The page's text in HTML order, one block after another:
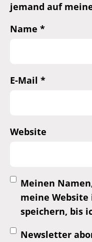
jemand auf
Name *
E-Mail *
Website
Meinen
meine Website
speichern, bis
Newsletter